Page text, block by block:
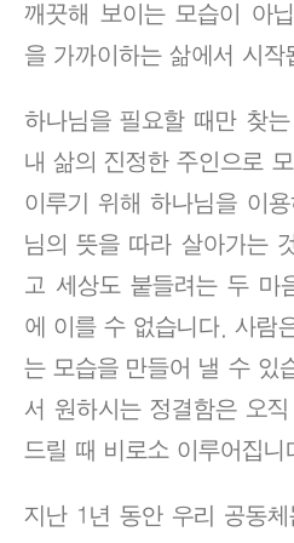
깨끗해 보이는 모습이 아
을 가까이하는 삶에서 시작
하나님을 필요할 때만 찾
내 삶의 진정한 주인으로
이루기 위해 하나님을 이
님의 뜻을 따라 살아가는
고 세상도 붙들려는 두 마
에 이를 수 없습니다. 사람
는 모습을 만들어 낼 수 있
서 원하시는 정결함은 오
드릴 때 비로소 이루어집니
지난 1년 동안 우리 공동